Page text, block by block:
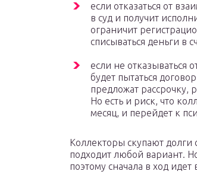
если отказаться от
в суд и получит
ограничит
списываться деньги в
если не отказываться
будет пытаться
предложат
Но есть и риск, что
месяц, и перейдет к
Коллекторы скупают долги
подходит любой вариант.
поэтому сначала в ход